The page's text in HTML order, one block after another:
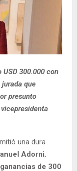
300.000 con
que
presunto
una dura
Adorni,
ganancias de 300